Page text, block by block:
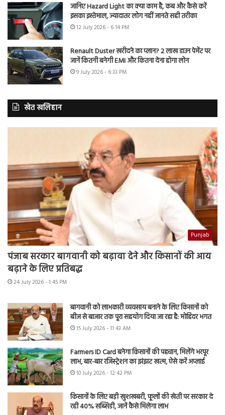
जानिए Hazard Light का क्या काम है, कब और कैसे करें
इसका इस्तेमाल, ज्यादातर लोग नहीं जानते सही तरीका
12 July 2026 - 6:14 PM
Renault Duster खरीदने का प्लान? 2 लाख डाउन पेमेंट पर
जानें कितनी बनेगी EMI और कितना देना होगा लोन
9 July 2026 - 6:33 PM
खेत खलिहान
Punjab
पंजाब सरकार बागवानी को बढ़ावा देने और किसानों की आय
बढ़ाने के लिए प्रतिबद्ध
24 July 2026 - 1:45 PM
बागवानी को लाभकारी व्यवसाय बनाने के लिए किसानों को
बीज से बाजार तक पूरा सहयोग दिया जा रहा है: मोहिंदर भगत
15 July 2026 - 11:43 AM
Farmers ID Card बनेगा किसानों की पहचान, मिलेंगे भरपूर
लाभ, बार-बार रजिस्ट्रेशन का झंझट खत्म, ऐसे करें अप्लाई
10 July 2026 - 12:42 PM
किसानों के लिए बड़ी खुशखबरी, फूलों की खेती पर सरकार दे
रही 40% सब्सिडी, जानें कैसे मिलेगा लाभ